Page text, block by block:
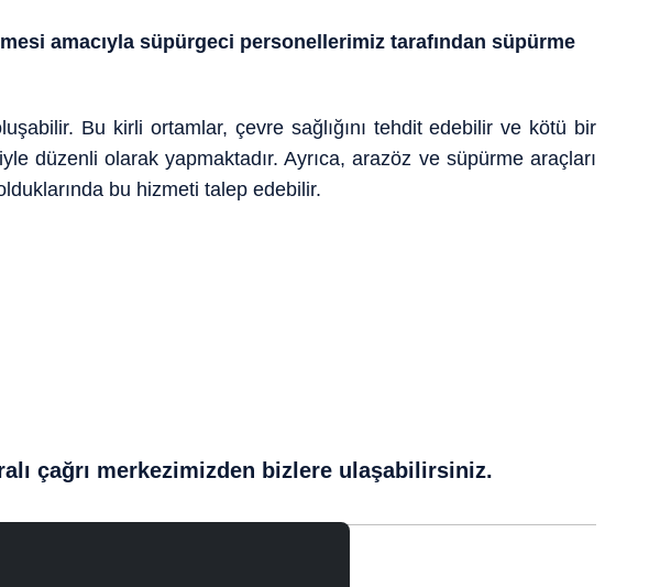
amacıyla süpürgeci personellerimiz tarafından süpürme
Bu kirli ortamlar, çevre sağlığını tehdit edebilir ve kötü bir
düzenli olarak yapmaktadır. Ayrıca, arazöz ve süpürme araçları
bu hizmeti talep edebilir.
çağrı merkezimizden bizlere ulaşabilirsiniz.